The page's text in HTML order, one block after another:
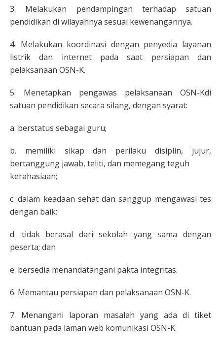
3. Melakukan pendampingan terhadap satuan
pendidikan di wilayahnya sesuai kewenangannya.
4. Melakukan koordinasi dengan penyedia layanan
listrik dan internet pada saat persiapan dan
pelaksanaan OSN-K.
5. Menetapkan pengawas pelaksanaan OSN-Kdi
satuan pendidikan secara silang, dengan syarat:
a. berstatus sebagai guru;
b. memiliki sikap dan perilaku disiplin, jujur,
bertanggung jawab, teliti, dan memegang teguh
kerahasiaan;
c. dalam keadaan sehat dan sanggup mengawasi tes
dengan baik;
d. tidak berasal dari sekolah yang sama dengan
peserta; dan
e. bersedia menandatangani pakta integritas.
6. Memantau persiapan dan pelaksanaan OSN-K.
7. Menangani laporan masalah yang ada di tiket
bantuan pada laman web komunikasi OSN-K.